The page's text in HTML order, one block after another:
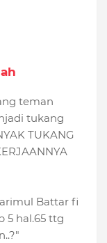
teman
tukang
TUKANG
Battar fi
5 hal.65 ttg